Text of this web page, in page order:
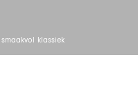
klassiek